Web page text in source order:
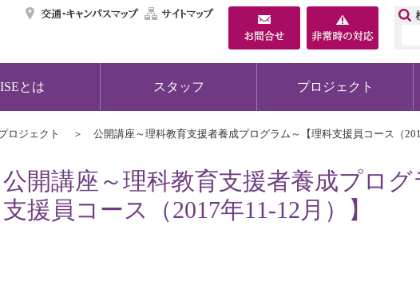
交通・キャンパスマップ
サイトマップ
ISEとは スタッフ プロジェクト
ロジェクト 公開講座～理科教育支援者養成プログラム～【理科支援員コース（
公開講座～理科教育支援者養成プロ
支援員コース（2017年11-12月）】